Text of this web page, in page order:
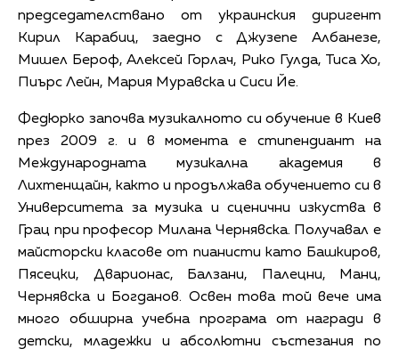
председателствано от украинския диригент
Кирил Карабиц, заедно с Джузепе Албанезе,
Мишел Бероф, Алексей Горлач, Рико Гулда, Тиса Хо,
Пиърс Лейн, Мария Муравска и Сиси Йе.
Федюрко започва музикалното си обучение в Киев
през 2009 г. и в момента е стипендиант на
Международната музикална академия в
Лихтенщайн, както и продължава обучението си в
Университета за музика и сценични изкуства в
Грац при професор Милана Чернявска. Получавал е
майсторски класове от пианисти като Башкиров,
Пясецки, Дварионас, Балзани, Палецни, Манц,
Чернявска и Богданов. Освен това той вече има
много обширна учебна програма от награди в
детски, младежки и абсолютни състезания по